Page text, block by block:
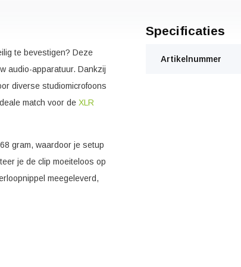
te bevestigen? Deze
audio-apparatuur. Dankzij
diverse studiomicrofoons
match voor de XLR
gram, waardoor je setup
je de clip moeiteloos op
meegeleverd,
Specificaties
Artikelnummer